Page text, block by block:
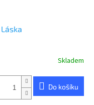
Skladem
Do košíku